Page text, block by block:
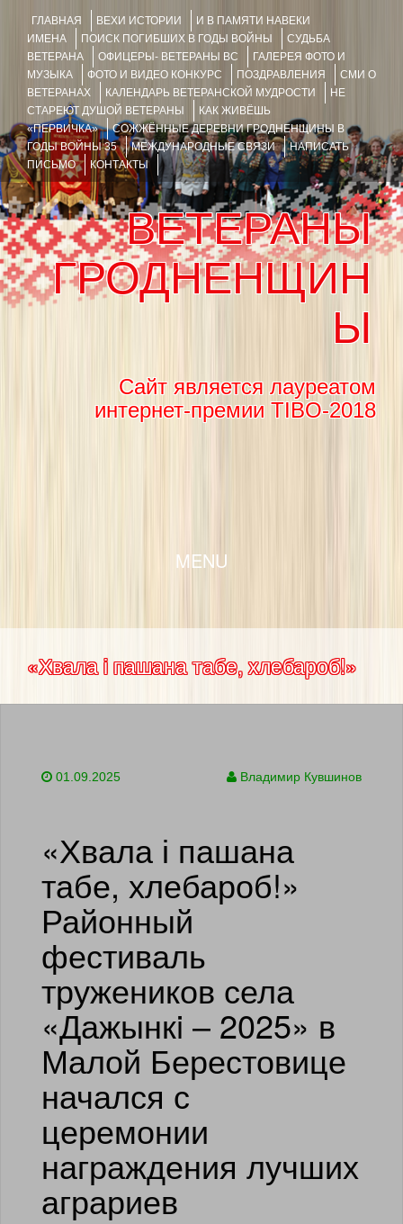
ГЛАВНАЯ ВЕХИ ИСТОРИИ
И В ПАМЯТИ НАВЕКИ
ИМЕНА
ПОИСК ПОГИБШИХ В ГОДЫ ВОЙНЫ
СУДЬБА
ВЕТЕРАНА
ОФИЦЕРЫ- ВЕТЕРАНЫ ВС
ГАЛЕРЕЯ ФОТО И
МУЗЫКА
ФОТО И ВИДЕО КОНКУРС ПОЗДРАВЛЕНИЯ
СМИ О
ВЕТЕРАНАХ
КАЛЕНДАРЬ ВЕТЕРАНСКОЙ МУДРОСТИ
НЕ
СТАРЕЮТ ДУШОЙ ВЕТЕРАНЫ
КАК ЖИВЁШЬ
«ПЕРВИЧКА»
СОЖЖЁННЫЕ ДЕРЕВНИ ГРОДНЕНЩИНЫ В
ГОДЫ ВОЙНЫ 35
МЕЖДУНАРОДНЫЕ СВЯЗИ
НАПИСАТЬ
ПИСЬМО
КОНТАКТЫ
ВЕТЕРАНЫ
ГРОДНЕНЩИН
Ы
Сайт является лауреатом
интернет-премии TIBO-2018
MENU
«Хвала і пашана табе, хлебароб!»
01.09.2025 Владимир Кувшинов
«Хвала і пашана
табе, хлебароб!»
Районный
фестиваль
тружеников села
«Дажынкi – 2025» в
Малой Берестовице
начался с
церемонии
награждения лучших
аграриев